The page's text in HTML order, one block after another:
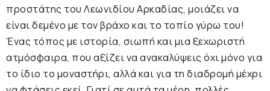
προστάτης του Λεωνιδίου Αρκαδίας, μοιάζει να
είναι δεμένο με τον βράχο και το τοπίο γύρω του!
Ένας τόπος με ιστορία, σιωπή και μια ξεχωριστή
ατμόσφαιρα, που αξίζει να ανακαλύψεις όχι μόνο για
το ίδιο το μοναστήρι, αλλά και για τη διαδρομή μέχρι